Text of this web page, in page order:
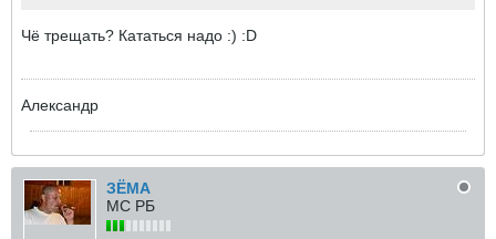
Чё трещать? Кататься надо :) :D
Александр
ЗЁМА
МС РБ